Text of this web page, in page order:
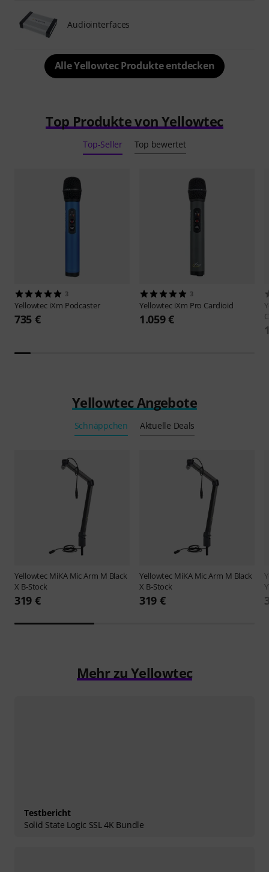
Audiointerfaces
Alle Yellowtec Produkte entdecken
Top Produkte von Yellowtec
Top-Seller Top bewertet
3
Yellowtec iXm Podcaster
735 €
3
Yellowtec iXm Pro Cardioid
1.059 €
Yellowtec Angebote
Schnäppchen Aktuelle Deals
Yellowtec MiKA Mic Arm M Black
X B-Stock
319 €
Yellowtec MiKA Mic Arm M Black
X B-Stock
319 €
Mehr zu Yellowtec
Testbericht
Solid State Logic SSL 4K Bundle